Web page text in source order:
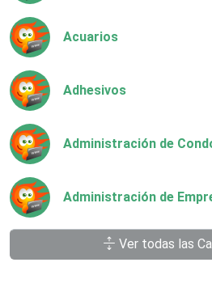
Acuarios
Adhesivos
Administración de
Administración de
Agencias Aduanales
Ver todas las